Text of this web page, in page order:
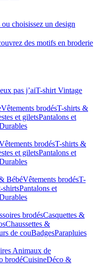
choisissez un design
des motifs en broderie
pas j’aiT-shirt Vintage
Vêtements brodésT-shirts &
et giletsPantalons et
brodésT-shirts &
et giletsPantalons et
BébéVêtements brodésT-
shirtsPantalons et
brodésCasquettes &
Chaussettes &
de couBadgesParapluies
Animaux de
brodéCuisineDéco &